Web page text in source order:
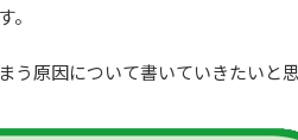
原因について書いていきたいと思